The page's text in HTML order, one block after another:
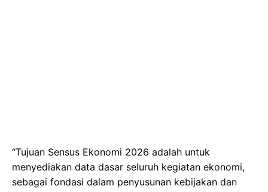
“Tujuan Sensus Ekonomi 2026 adalah untuk
menyediakan data dasar seluruh kegiatan ekonomi,
sebagai fondasi dalam penyusunan kebijakan dan